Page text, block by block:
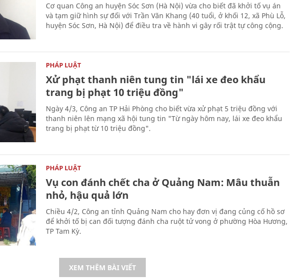
Cơ quan Công an huyện Sóc Sơn (Hà Nội) vừa cho biết đã khởi tố vụ án
và tạm giữ hình sự đối với Trần Văn Khang (40 tuổi, ở khối 12, xã Phù Lỗ,
huyện Sóc Sơn, Hà Nội) để điều tra về hành vi gây rối trật tự công cộng.
PHÁP LUẬT
Xử phạt thanh niên tung tin "lái xe đeo khẩu
trang bị phạt 10 triệu đồng"
Ngày 4/3, Công an TP Hải Phòng cho biết vừa xử phạt 5 triệu đồng với
thanh niên lên mạng xã hội tung tin "Từ ngày hôm nay, lái xe đeo khẩu
trang bị phạt từ 10 triệu đồng".
PHÁP LUẬT
Vụ con đánh chết cha ở Quảng Nam: Mâu thuẫn
nhỏ, hậu quả lớn
Chiều 4/2, Công an tỉnh Quảng Nam cho hay đơn vị đang củng cố hồ sơ
để khởi tố bị can đối tượng đánh cha ruột tử vong ở phường Hòa Hương,
TP Tam Kỳ.
XEM THÊM BÀI VIẾT